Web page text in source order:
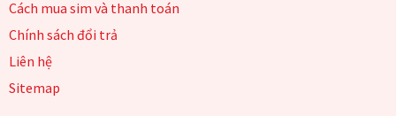
Cách mua sim và thanh toán
Chính sách đổi trả
Liên hệ
Sitemap